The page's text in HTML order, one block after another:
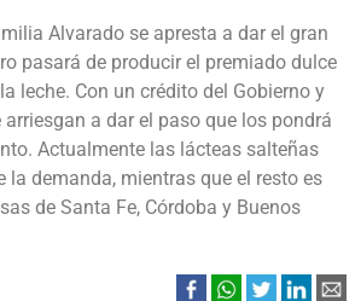
Alvarado se apresta a dar el gran
pasará de producir el premiado dulce
leche. Con un crédito del Gobierno y
arriesgan a dar el paso que los pondrá
Actualmente las lácteas salteñas
la demanda, mientras que el resto es
de Santa Fe, Córdoba y Buenos